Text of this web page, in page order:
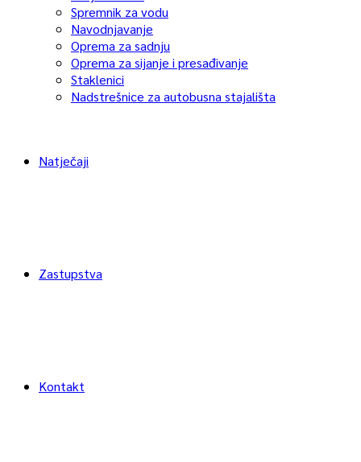
Spremnik za vodu
Navodnjavanje
Oprema za sadnju
Oprema za sijanje i presađivanje
Staklenici
Nadstrešnice za autobusna stajališta
Natječaji
Zastupstva
Kontakt